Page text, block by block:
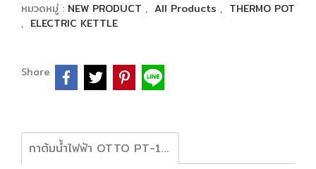
หมวดหมู่ : NEW PRODUCT , All Products , THERMO POT
, ELECTRIC KETTLE
Share
กาต้มน้ำไฟฟ้า OTTO PT-103